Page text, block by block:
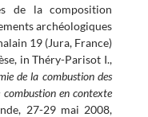
de la composition
archéologiques
19 (Jura, France)
in Théry-Parisot I.,
de la combustion des
combustion en contexte
27-29 mai 2008,